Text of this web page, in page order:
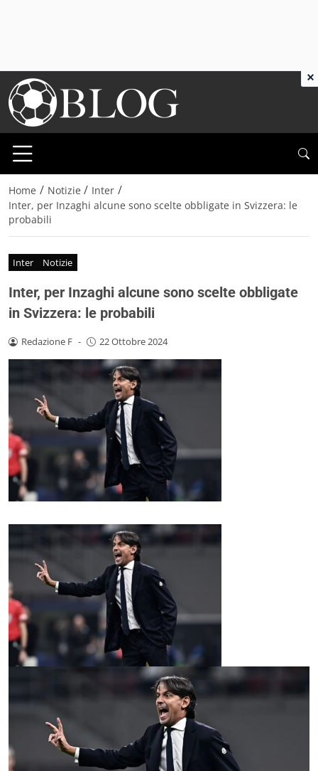
Home / Notizie / Inter /
Inter, per Inzaghi alcune sono scelte obbligate in Svizzera: le
probabili
Inter Notizie
Inter, per Inzaghi alcune sono scelte obbligate
in Svizzera: le probabili
Redazione F - 22 Ottobre 2024
×